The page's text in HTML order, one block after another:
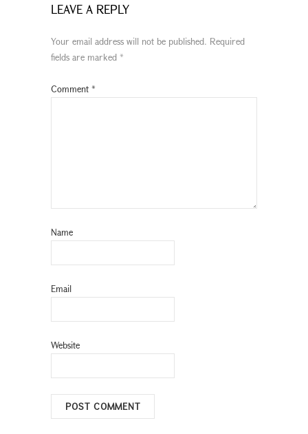
LEAVE A REPLY
Your email address will not be published. Required
fields are marked *
Comment *
Name
Email
Website